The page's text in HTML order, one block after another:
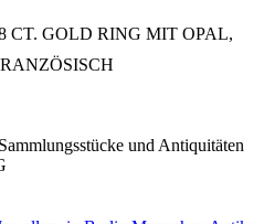
CT. GOLD RING MIT OPAL,
und Antiquitäten